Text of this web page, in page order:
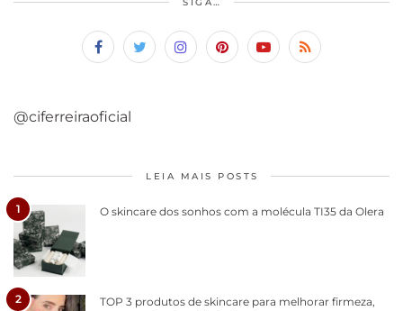
@ciferreiraoficial
LEIA MAIS POSTS
1 O skincare dos sonhos com a molécula TI35 da Olera
2
TOP 3 produtos de skincare para melhorar firmeza,